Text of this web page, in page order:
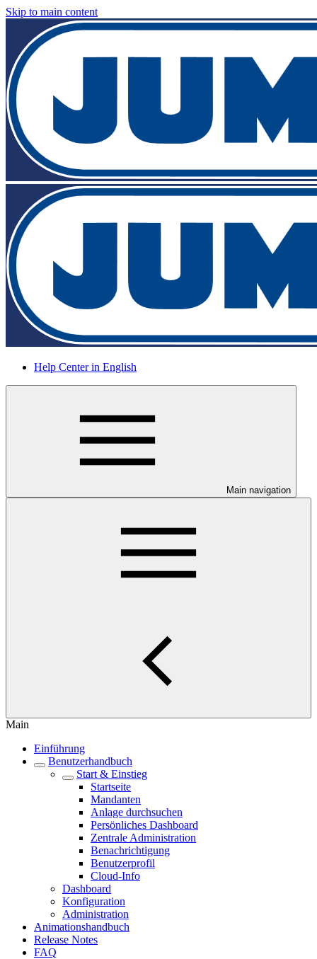
Skip to main content
Help Center in English
Main navigation
Main
Einführung
Benutzerhandbuch
Start & Einstieg
Startseite
Mandanten
Anlage durchsuchen
Persönliches Dashboard
Zentrale Administration
Benachrichtigung
Benutzerprofil
Cloud-Info
Dashboard
Konfiguration
Administration
Animationshandbuch
Release Notes
FAQ